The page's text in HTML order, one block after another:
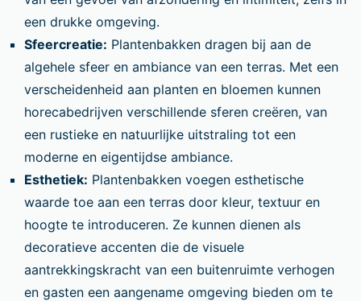
een drukke omgeving.
Sfeercreatie: Plantenbakken dragen bij aan de
algehele sfeer en ambiance van een terras. Met een
verscheidenheid aan planten en bloemen kunnen
horecabedrijven verschillende sferen creëren, van
een rustieke en natuurlijke uitstraling tot een
moderne en eigentijdse ambiance.
Esthetiek: Plantenbakken voegen esthetische
waarde toe aan een terras door kleur, textuur en
hoogte te introduceren. Ze kunnen dienen als
decoratieve accenten die de visuele
aantrekkingskracht van een buitenruimte verhogen
en gasten een aangename omgeving bieden om te